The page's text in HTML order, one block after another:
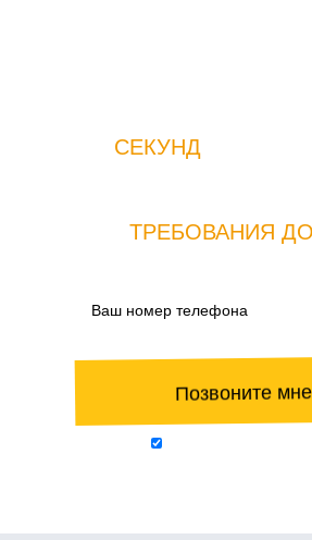
СЕКУНДИ
ТРЕБОВАНИЯ
Позвоните мне